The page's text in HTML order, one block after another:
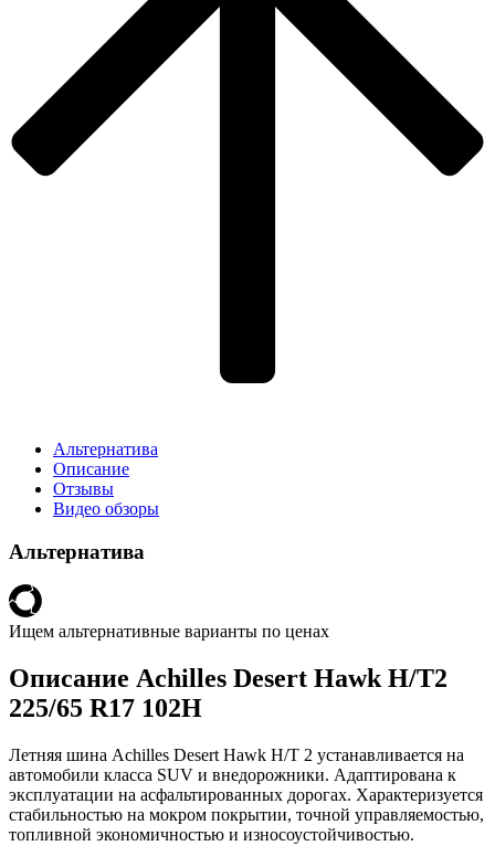
Альтернатива
Описание
Отзывы
Видео обзоры
Альтернатива
Ищем альтернативные варианты по ценах
Описание Achilles Desert Hawk H/T2
225/65 R17 102H
Летняя шина Achilles Desert Hawk H/T 2 устанавливается на
автомобили класса SUV и внедорожники. Адаптирована к
эксплуатации на асфальтированных дорогах. Характеризуется
стабильностью на мокром покрытии, точной управляемостью,
топливной экономичностью и износоустойчивостью.